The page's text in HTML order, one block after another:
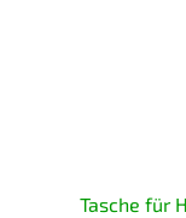
Tasche für